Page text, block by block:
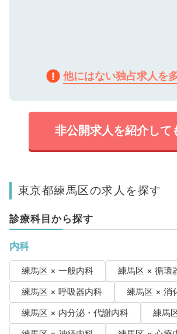
他にはない独占求人を
非公開求人を紹介して
東京都練馬区の求人を探す
診療科目から探す
内科
練馬区 × 一般内科
練馬区 × 循環
練馬区 × 呼吸器内科
練馬区 × 消
練馬区 × 内分泌・代謝内科
練馬